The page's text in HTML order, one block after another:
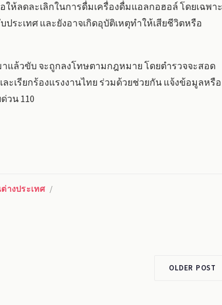
ลดละเลิกในการดื่มเครื่องดื่มแอลกอฮอล์ โดยเฉพาะ
ะเทศ และยังอาจเกิดอุบัติเหตุทำให้เสียชีวิตหรือ
แล้วขับ จะถูกลงโทษตามกฎหมาย โดยตำรวจจะสอด
ะเรียกร้องแรงงานไทย ร่วมด้วยช่วยกัน แจ้งข้อมูลหรือ
วน 110
างประเทศ /
OLDER POST